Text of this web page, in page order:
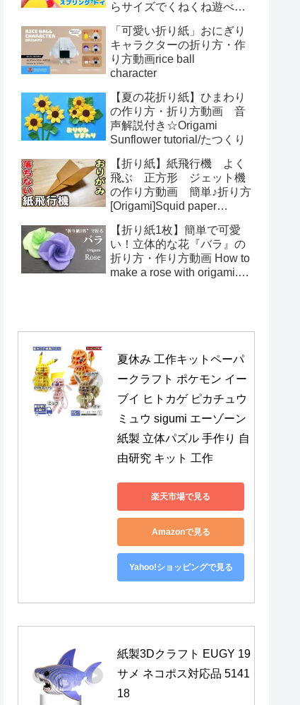
らサイズでくねくね遊べ
toys Origami
「可愛い折り紙」おにぎり
キャラクターの折り方・作
り方動画rice ball
character
【夏の花折り紙】ひまわり
の作り方・折り方動画 音
声解説付き☆Origami
Sunflower tutorial/たつくり
【折り紙】紙飛行機 よく
飛ぶ 正方形 ジェット機
の作り方動画 簡単♪折り方
[Origami]Squid paper
【折り紙1枚】簡単で可愛
い！立体的な花『バラ』の
折り方・作り方動画 How to
make a rose with origami.It's
夏休み 工作キットペーパ
ークラフト ポケモン イー
ブイ ヒトカゲ ピカチュウ
ミュウ sigumi エーゾーン
紙製 立体パズル 手作り 自
由研究 キット 工作
楽天市場で見る
Amazonで見る
Yahoo!ショッピングで見る
紙製3Dクラフト EUGY 19
サメ ネコポス対応品 5141
18